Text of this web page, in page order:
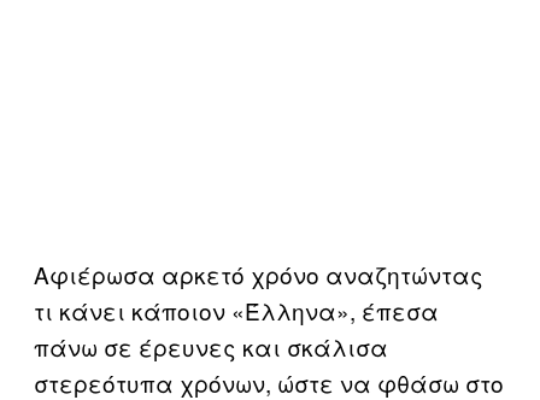
Αφιέρωσα αρκετό χρόνο αναζητώντας
τι κάνει κάποιον «Έλληνα», έπεσα
πάνω σε έρευνες και σκάλισα
στερεότυπα χρόνων, ώστε να φθάσω στο